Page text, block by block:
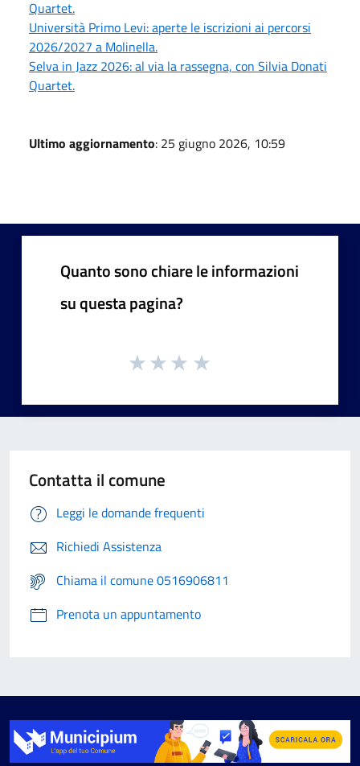
Quartet.
Università Primo Levi: aperte le iscrizioni ai percorsi
2026/2027 a Molinella.
Selva in Jazz 2026: al via la rassegna, con Silvia Donati
Quartet.
Ultimo aggiornamento: 25 giugno 2026, 10:59
Quanto sono chiare le informazioni
su questa pagina?
Contatta il comune
Leggi le domande frequenti
Richiedi Assistenza
Chiama il comune 0516906811
Prenota un appuntamento